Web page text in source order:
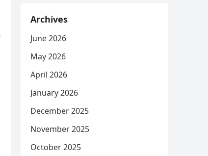
Archives
June 2026
May 2026
April 2026
January 2026
December 2025
November 2025
October 2025